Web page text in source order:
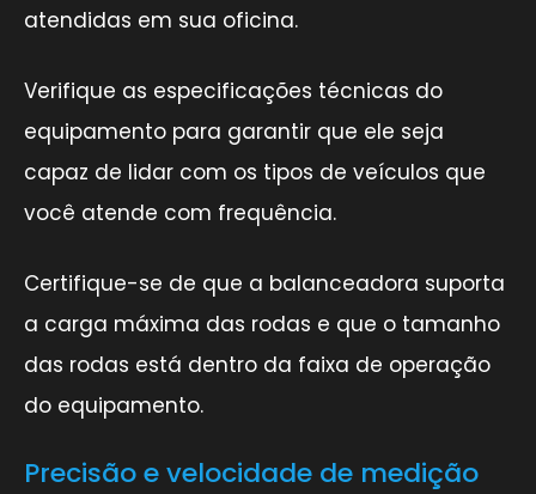
atendidas em sua oficina.
Verifique as especificações técnicas do
equipamento para garantir que ele seja
capaz de lidar com os tipos de veículos que
você atende com frequência.
Certifique-se de que a balanceadora suporta
a carga máxima das rodas e que o tamanho
das rodas está dentro da faixa de operação
do equipamento.
Precisão e velocidade de medição